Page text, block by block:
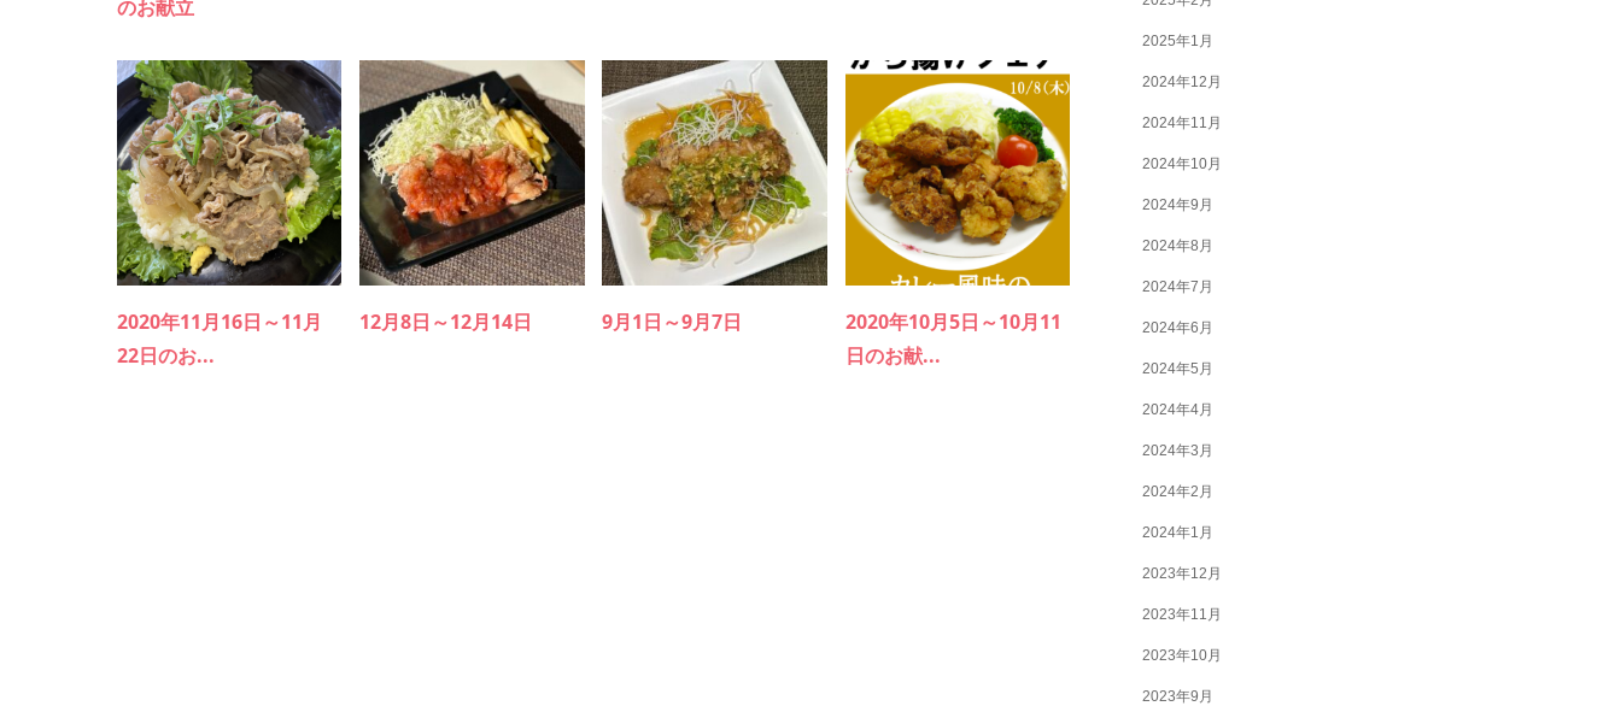
のお献立
2020年11月16日～11月
22日のお...
12月8日～12月14日 9月1日～9月7日
2020年10月5日～10月11
日のお献...
2025年1月
2024年12月
2024年11月
2024年10月
2024年9月
2024年8月
2024年7月
2024年6月
2024年5月
2024年4月
2024年3月
2024年2月
2024年1月
2023年12月
2023年11月
2023年10月
2023年9月